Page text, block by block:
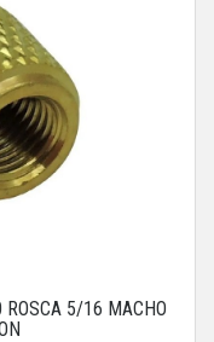
5/16 MACHO